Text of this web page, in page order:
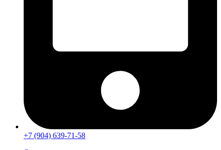
+7 (904) 639-71-58